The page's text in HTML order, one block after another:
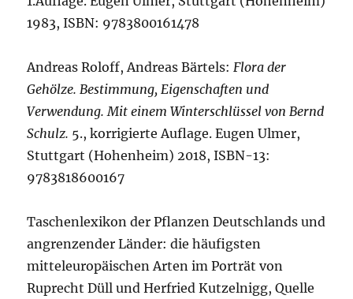
1983, ISBN: 9783800161478
Andreas Roloff, Andreas Bärtels:Flora der
Gehölze. Bestimmung, Eigenschaften und
Verwendung. Mit einem Winterschlüssel von Bernd
Schulz. 5., korrigierte Auflage. Eugen Ulmer,
Stuttgart (Hohenheim) 2018, ISBN-13:
9783818600167
Taschenlexikon der Pflanzen Deutschlands und
angrenzender Länder: die häufigsten
mitteleuropäischen Arten im Porträt von
Ruprecht Düll und Herfried Kutzelnigg, Quelle